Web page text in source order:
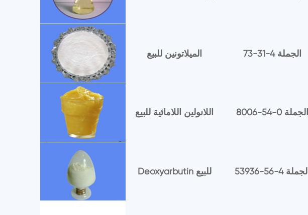
الميلاتونين للبيع 73-31-4 الجملة
اللانولين اللامائية للبيع 8006-54-0 الجملة
Deoxyarbutin للبيع 53936-56-4 الجملة